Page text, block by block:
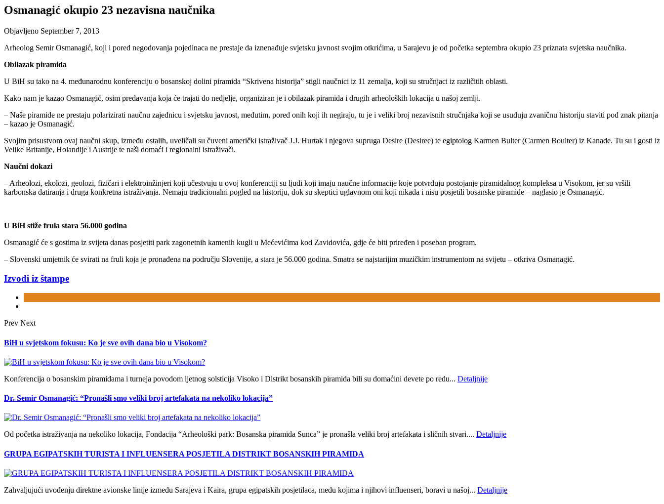
Osmanagić okupio 23 nezavisna naučnika
Objavljeno September 7, 2013
Arheolog Semir Osmanagić, koji i pored negodovanja pojedinaca ne prestaje da iznenađuje svjetsku javnost svojim otkrićima, u Sarajevu je od početka septembra okupio 23 priznata svjetska naučnika.
Obilazak piramida
U BiH su tako na 4. međunarodnu konferenciju o bosanskoj dolini piramida “Skrivena historija” stigli naučnici iz 11 zemalja, koji su stručnjaci iz različitih oblasti.
Kako nam je kazao Osmanagić, osim predavanja koja će trajati do nedjelje, organiziran je i obilazak piramida i drugih arheoloških lokacija u našoj zemlji.
– Naše piramide ne prestaju polarizirati naučnu zajednicu i svjetsku javnost, međutim, pored onih koji ih negiraju, tu je i veliki broj nezavisnih stručnjaka koji se usuđuju zvaničnu historiju staviti pod znak pitanja
– kazao je Osmanagić.
Svojim prisustvom ovaj naučni skup, između ostalih, uveličali su čuveni američki istraživač J.J. Hurtak i njegova supruga Desire (Desiree) te egiptolog Karmen Bulter (Carmen Boulter) iz Kanade. Tu su i gosti iz
Velike Britanije, Holandije i Austrije te naši domaći i regionalni istraživači.
Naučni dokazi
– Arheolozi, ekolozi, geolozi, fizičari i elektroinžinjeri koji učestvuju u ovoj konferenciji su ljudi koji imaju naučne informacije koje potvrđuju postojanje piramidalnog kompleksa u Visokom, jer su vršili
karbonska datiranja i druga konkretna istraživanja. Nemaju tradicionalni pogled na historiju, dok su skeptici uglavnom oni koji nikada i nisu posjetili bosanske piramide – naglasio je Osmanagić.
U BiH stiže frula stara 56.000 godina
Osmanagić će s gostima iz svijeta danas posjetiti park zagonetnih kamenih kugli u Mećevićima kod Zavidovića, gdje će biti priređen i poseban program.
– Slovenski umjetnik će svirati na fruli koja je pronađena na području Slovenije, a stara je 56.000 godina. Smatra se najstarijim muzičkim instrumentom na svijetu – otkriva Osmanagić.
Izvodi iz štampe
Prev Next
BiH u svjetskom fokusu: Ko je sve ovih dana bio u Visokom?
Konferencija o bosanskim piramidama i turneja povodom ljetnog solsticija Visoko i Distrikt bosanskih piramida bili su domaćini devete po redu... Detaljnije
Dr. Semir Osmanagić: “Pronašli smo veliki broj artefakata na nekoliko lokacija”
Od početka istraživanja na nekoliko lokacija, Fondacija “Arheološki park: Bosanska piramida Sunca” je pronašla veliki broj artefakata i sličnih stvari.... Detaljnije
GRUPA EGIPATSKIH TURISTA I INFLUENSERA POSJETILA DISTRIKT BOSANSKIH PIRAMIDA
Zahvaljujući uvođenju direktne avionske linije između Sarajeva i Kaira, grupa egipatskih posjetilaca, među kojima i njihovi influenseri, boravi u našoj... Detaljnije